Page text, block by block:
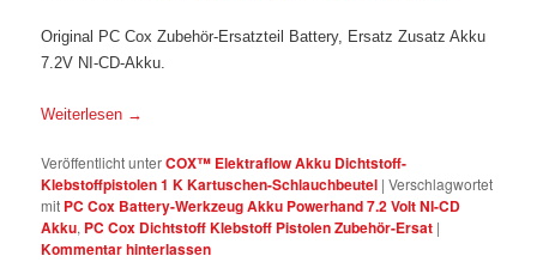
Original PC Cox Zubehör-Ersatzteil Battery, Ersatz Zusatz Akku
7.2V NI-CD-Akku.
Weiterlesen →
Veröffentlicht unterCOX™ Elektraflow Akku Dichtstoff-
Klebstoffpistolen 1 K Kartuschen-Schlauchbeutel |Verschlagwortet
mit PC Cox Battery-Werkzeug Akku Powerhand 7.2 Volt NI-CD
Akku, PC Cox Dichtstoff Klebstoff Pistolen Zubehör-Ersat |
Kommentar hinterlassen